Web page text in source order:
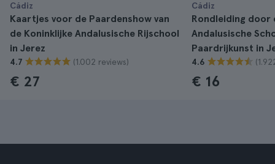
Cádiz
Kaartjes voor de Paardenshow van
de Koninklijke Andalusische Rijschool
in Jerez
4.7 (1.002 reviews)
€ 27
Cádiz
Rondleiding door
Andalusische
Paardrijkunst in
4.6
€ 16